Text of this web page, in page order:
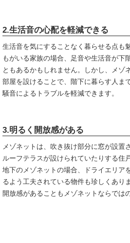
2.生活音の心配を軽減できる
生活音を気にすることなく暮らせる点も
もがいる家族の場合、足音や生活音が下
ともあるかもしれません。しかし、メゾ
部屋を設けることで、階下に暮らす人ま
騒音によるトラブルを軽減できます。
3.明るく開放感がある
メゾネットは、吹き抜け部分に窓が設置
ルーフテラスが設けられていたりする住
地下のメゾネットの場合、ドライエリア
るよう工夫されている物件も珍しくあり
開放感があることもメゾネットならでは